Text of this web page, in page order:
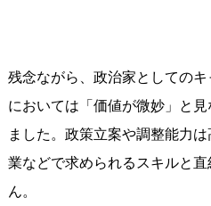
残念ながら、政治家としての
においては「価値が微妙」と
ました。政策立案や調整能力
業などで求められるスキルと
ん。